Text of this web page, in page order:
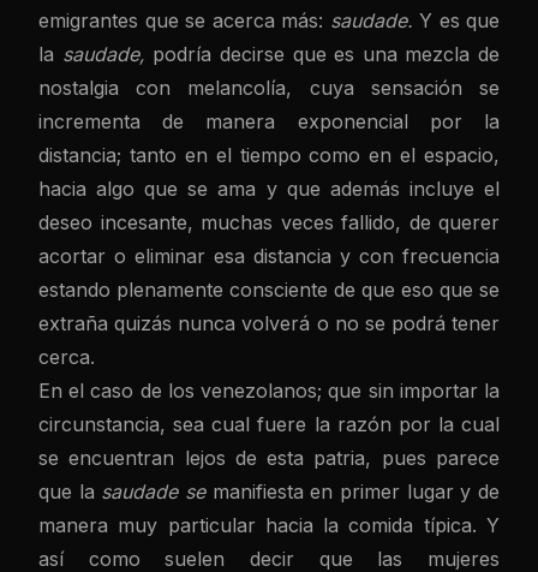
emigrantes que se acerca más: saudade. Y es que
la saudade, podría decirse que es una mezcla de
nostalgia con melancolía, cuya sensación se
incrementa de manera exponencial por la
distancia; tanto en el tiempo como en el espacio,
hacia algo que se ama y que además incluye el
deseo incesante, muchas veces fallido, de querer
acortar o eliminar esa distancia y con frecuencia
estando plenamente consciente de que eso que se
extraña quizás nunca volverá o no se podrá tener
cerca.
En el caso de los venezolanos; que sin importar la
circunstancia, sea cual fuere la razón por la cual
se encuentran lejos de esta patria, pues parece
que la saudade se manifiesta en primer lugar y de
manera muy particular hacia la comida típica. Y
así como suelen decir que las mujeres